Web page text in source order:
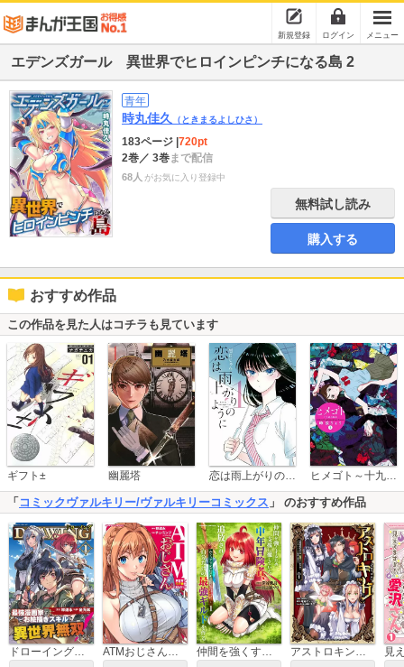
新規登録 ログイン メニュー
エデンズガール 異世界でヒロインピンチになる島 2
青年
時丸佳久 （ときまるよしひさ）
183ページ 720pt
2巻／ 3巻まで配信
68人 がお気に入り登録中
無料試し読み
購入する
おすすめ作品
この作品を見た人はコチラも見ています
ギフト± 幽麗塔 恋は雨上がりのように ヒメゴト～十九歳の制服～
「 コミックヴァルキリー/ヴァルキリーコミックス 」 のおすすめ作品
ドローイング 最強漫画家はお絵描きスキルで異世界無双する！ ATMおじさん 異世界でモテ期が止まらない！ 仲間を強くするため支援に徹していた中年冒険者、追放され自分だけの最強ギルドを作る ～【シェアリング】スキルでステータスは思いのまま！ 恩恵に気づいたってもう遅い！～ アストロキング 召喚勇者だけど下級認定されたのでメイドハーレムを作ります！